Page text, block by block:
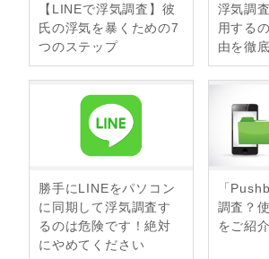
【LINEで浮気調査】彼
氏の浮気を暴くための7
つのステップ
浮気調
用する
由を徹
勝手にLINEをパソコン
に同期して浮気調査す
るのは危険です！絶対
にやめてください
「
調査？
をご紹介